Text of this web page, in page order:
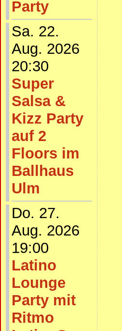
Party
Sa. 22.
Aug. 2026
20:30
Super
Salsa &
Kizz Party
auf 2
Floors im
Ballhaus
Ulm
Do. 27.
Aug. 2026
19:00
Latino
Lounge
Party mit
Ritmo